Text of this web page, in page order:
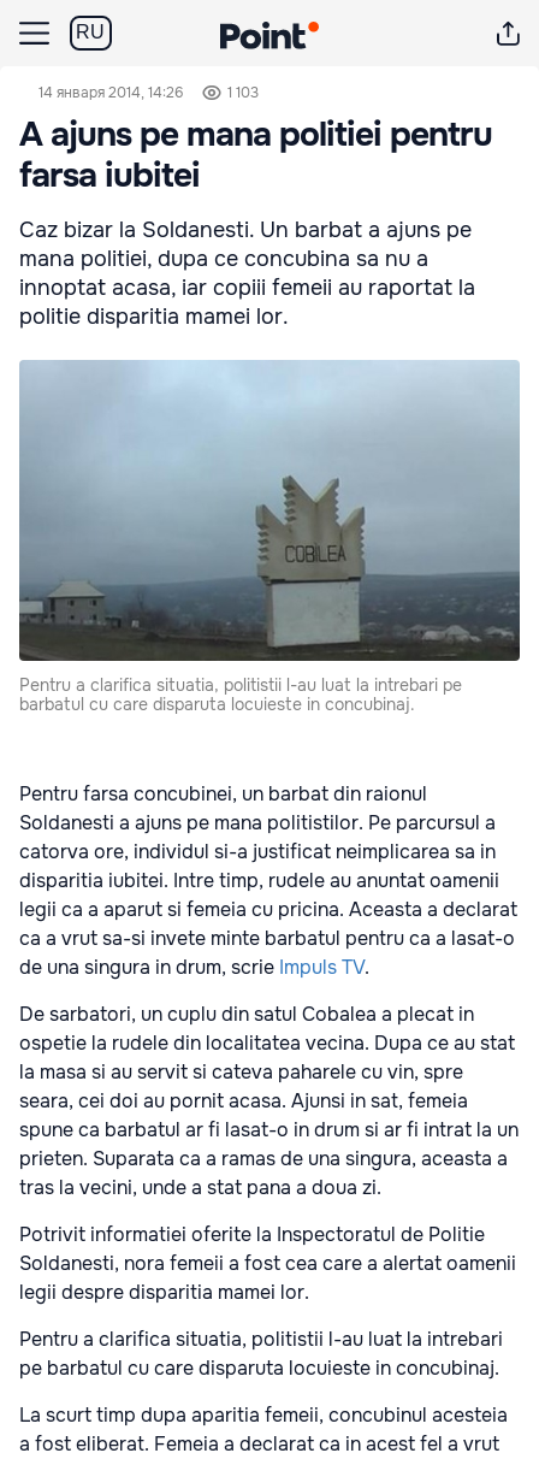
RU
14 января 2014, 14:26 1 103
A ajuns pe mana politiei pentru
farsa iubitei
Caz bizar la Soldanesti. Un barbat a ajuns pe
mana politiei, dupa ce concubina sa nu a
innoptat acasa, iar copiii femeii au raportat la
politie disparitia mamei lor.
Pentru a clarifica situatia, politistii l-au luat la intrebari pe
barbatul cu care disparuta locuieste in concubinaj.
Pentru farsa concubinei, un barbat din raionul
Soldanesti a ajuns pe mana politistilor. Pe parcursul a
catorva ore, individul si-a justificat neimplicarea sa in
disparitia iubitei. Intre timp, rudele au anuntat oamenii
legii ca a aparut si femeia cu pricina. Aceasta a declarat
ca a vrut sa-si invete minte barbatul pentru ca a lasat-o
de una singura in drum, scrie Impuls TV.
De sarbatori, un cuplu din satul Cobalea a plecat in
ospetie la rudele din localitatea vecina. Dupa ce au stat
la masa si au servit si cateva paharele cu vin, spre
seara, cei doi au pornit acasa. Ajunsi in sat, femeia
spune ca barbatul ar fi lasat-o in drum si ar fi intrat la un
prieten. Suparata ca a ramas de una singura, aceasta a
tras la vecini, unde a stat pana a doua zi.
Potrivit informatiei oferite la Inspectoratul de Politie
Soldanesti, nora femeii a fost cea care a alertat oamenii
legii despre disparitia mamei lor.
Pentru a clarifica situatia, politistii l-au luat la intrebari
pe barbatul cu care disparuta locuieste in concubinaj.
La scurt timp dupa aparitia femeii, concubinul acesteia
a fost eliberat. Femeia a declarat ca in acest fel a vrut